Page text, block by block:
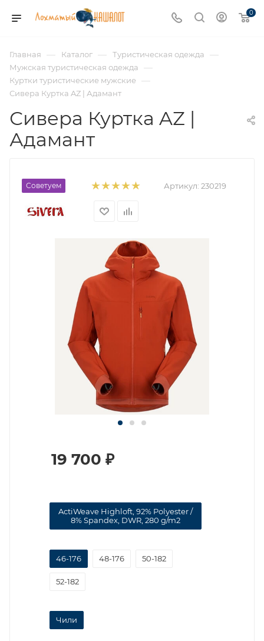
0
Главная — Каталог — Туристическая одежда —
Мужская туристическая одежда —
Куртки туристические мужские —
Сивера Куртка AZ | Адамант
Сивера Куртка AZ |
Адамант
Советуем Артикул: 230219
19 700 ₽
ActiWeave Highloft, 92% Polyester /
8% Spandex, DWR, 280 g/m2
46-176 48-176 50-182
52-182
Чили